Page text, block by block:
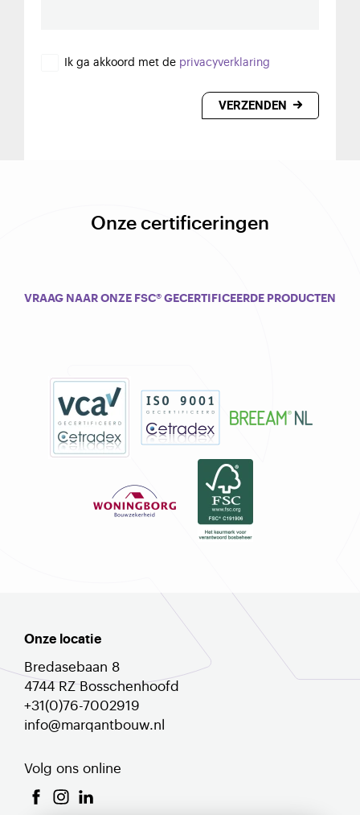
Ik ga akkoord met de privacyverklaring
VERZENDEN
Onze certificeringen
VRAAG NAAR ONZE FSC® GECERTIFICEERDE PRODUCTEN
Onze locatie
Bredasebaan 8
4744 RZ Bosschenhoofd
+31(0)76-7002919
info@marqantbouw.nl
Volg ons online